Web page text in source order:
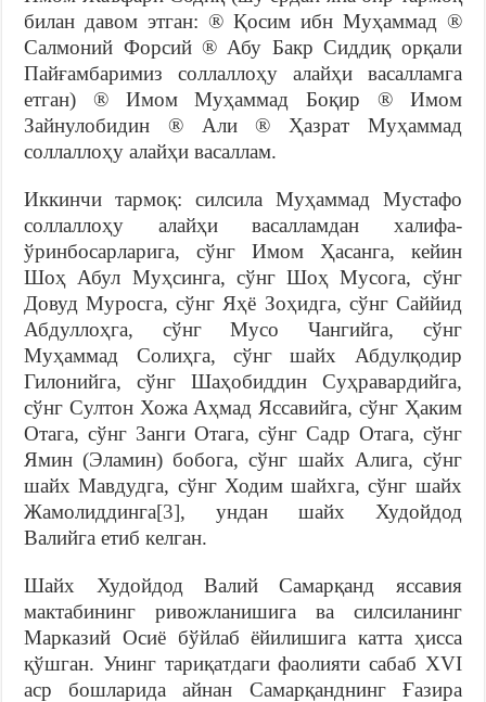
билан давом этган: ® Қосим ибн Муҳаммад ®
Салмоний Форсий ® Абу Бакр Сиддиқ орқали
Пайғамбаримиз соллаллоҳу алайҳи васалламга
етган) ® Имом Муҳаммад Боқир ® Имом
Зайнулобидин ® Али ® Ҳазрат Муҳаммад
соллаллоҳу алайҳи васаллам.
Иккинчи тармоқ: силсила Муҳаммад Мустафо
соллаллоҳу алайҳи васалламдан халифа-
ўринбосарларига, сўнг Имом Ҳасанга, кейин
Шоҳ Абул Муҳсинга, сўнг Шоҳ Мусога, сўнг
Довуд Муросга, сўнг Яҳё Зоҳидга, сўнг Саййид
Абдуллоҳга, сўнг Мусо Чангийга, сўнг
Муҳаммад Солиҳга, сўнг шайх Абдулқодир
Гилонийга, сўнг Шаҳобиддин Суҳравардийга,
сўнг Султон Хожа Аҳмад Яссавийга, сўнг Ҳаким
Отага, сўнг 3анги Отага, сўнг Садр Отага, сўнг
Ямин (Эламин) бобога, сўнг шайх Алига, сўнг
шайх Мавдудга, сўнг Ходим шайхга, сўнг шайх
Жамолиддинга[3], ундан шайх Худойдод
Валийга етиб келган.
Шайх Худойдод Валий Самарқанд яссавия
мактабининг ривожланишига ва силсиланинг
Марказий Осиё бўйлаб ёйилишига катта ҳисса
қўшган. Унинг тариқатдаги фаолияти сабаб XVI
аср бошларида айнан Самарқанднинг Ғазира